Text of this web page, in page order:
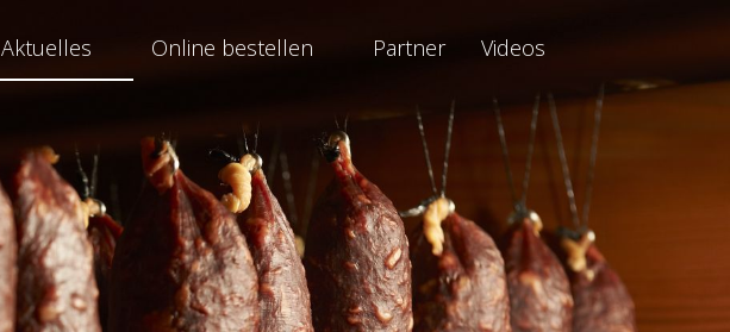
Aktuelles Online bestellen Partner Videos